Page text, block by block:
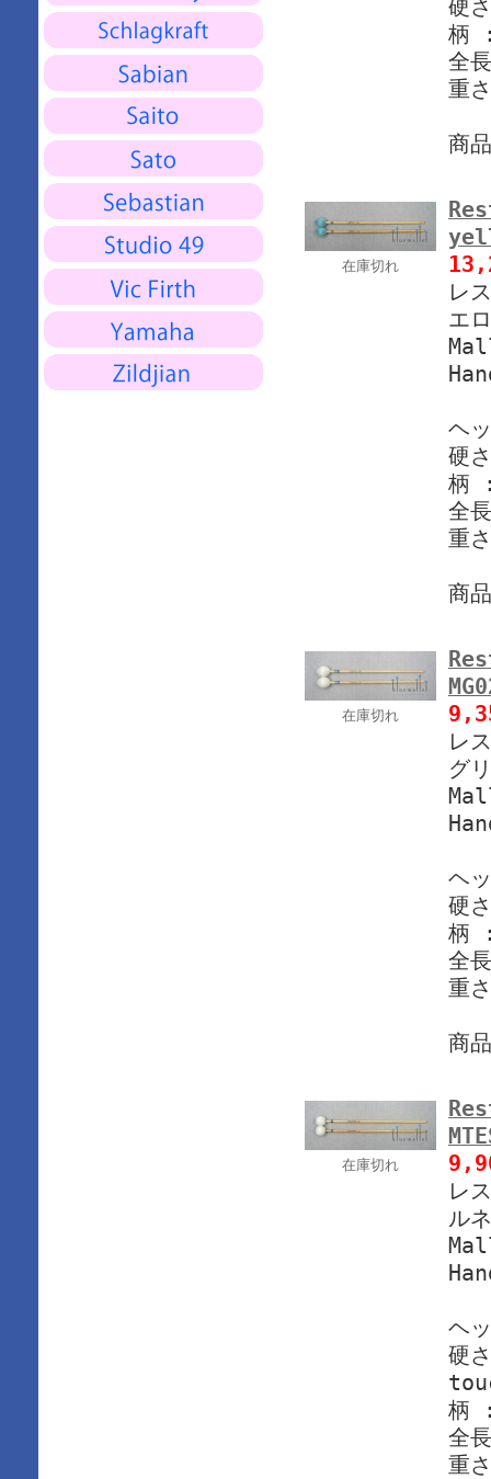
硬
柄
全
重
商
在庫切れ
レ
エ
ヘ
硬
柄
全
重
商
在庫切れ
レ
グ
ヘ
硬
柄
全
重
商
在庫切れ
レ
ル
ヘ
硬
柄
全
重